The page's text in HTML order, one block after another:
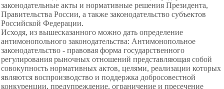
законодательные акты и нормативные решения Президента,
Правительства России, а также законодательство субъектов
Российской Федерации.
Исходя, из вышесказанного можно дать определение
антимонопольного законодательства: Антимонопольное
законодательство - правовая форма государственного
регулирования рыночных отношений представляющая собой
совокупность нормативных актов, целями, реализации которых
являются воспроизводство и поддержка добросовестной
конкуренции, предупреждение, ограничение и пресечение